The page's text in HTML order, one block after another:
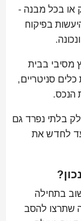
או בכל מבנה -
בפיקוח
מסיבי בבית
סניטריים,
הנכס.
בלתי נפרד גם
לחדש את
בתחילה
שתרצו להסב